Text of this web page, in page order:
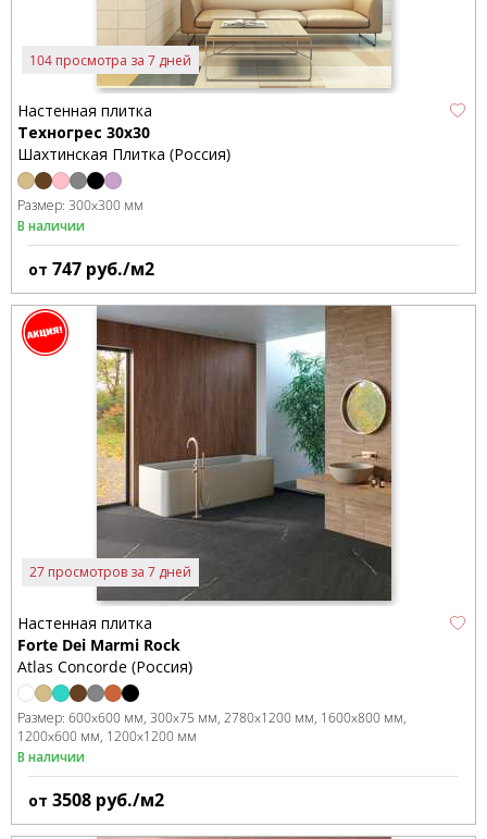
104 просмотра за 7 дней
Настенная плитка
Техногрес 30x30
Шахтинская Плитка (Россия)
Размер: 300x300 мм
В наличии
от 747 руб./м2
27 просмотров за 7 дней
Настенная плитка
Forte Dei Marmi Rock
Atlas Concorde (Россия)
Размер: 600x600 мм 300x75 мм 2780x1200 мм 1600x800 мм
1200x600 мм 1200x1200 мм
В наличии
от 3508 руб./м2